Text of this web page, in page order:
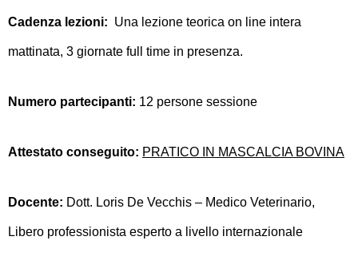
Cadenza lezioni: Una lezione teorica on line intera
mattinata, 3 giornate full time in presenza.
Numero partecipanti: 12 persone sessione
Attestato conseguito: PRATICO IN MASCALCIA BOVINA
Docente: Dott. Loris De Vecchis – Medico Veterinario,
Libero professionista esperto a livello internazionale